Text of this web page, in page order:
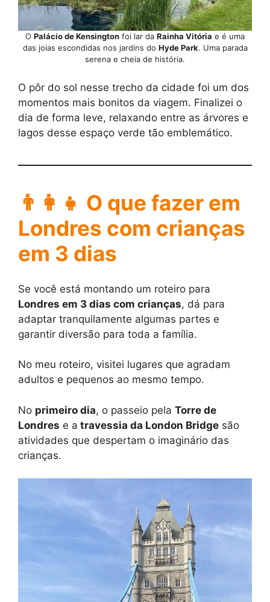
O Palácio de Kensington foi lar da Rainha Vitória e é uma
das joias escondidas nos jardins do Hyde Park. Uma parada
serena e cheia de história.
O pôr do sol nesse trecho da cidade foi um dos
momentos mais bonitos da viagem. Finalizei o
dia de forma leve, relaxando entre as árvores e
lagos desse espaço verde tão emblemático.
👨‍👩‍👧 O que fazer em
Londres com crianças
em 3 dias
Se você está montando um roteiro para
Londres em 3 dias com crianças, dá para
adaptar tranquilamente algumas partes e
garantir diversão para toda a família.
No meu roteiro, visitei lugares que agradam
adultos e pequenos ao mesmo tempo.
No primeiro dia, o passeio pela Torre de
Londres e a travessia da London Bridge são
atividades que despertam o imaginário das
crianças.